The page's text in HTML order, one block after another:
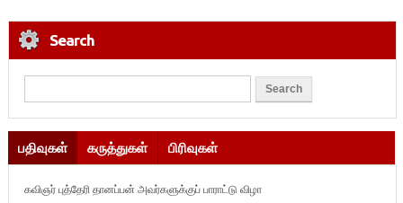
Search
பதிவுகள் கருத்துகள் பிரிவுகள்
கவிஞர் புத்தேரி தானப்பன் அவர்களுக்குப் பாராட்டு விழா